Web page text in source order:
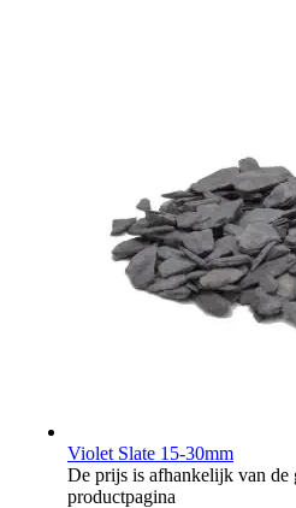
Violet Slate 15-30mm
De prijs is afhankelijk van de
productpagina